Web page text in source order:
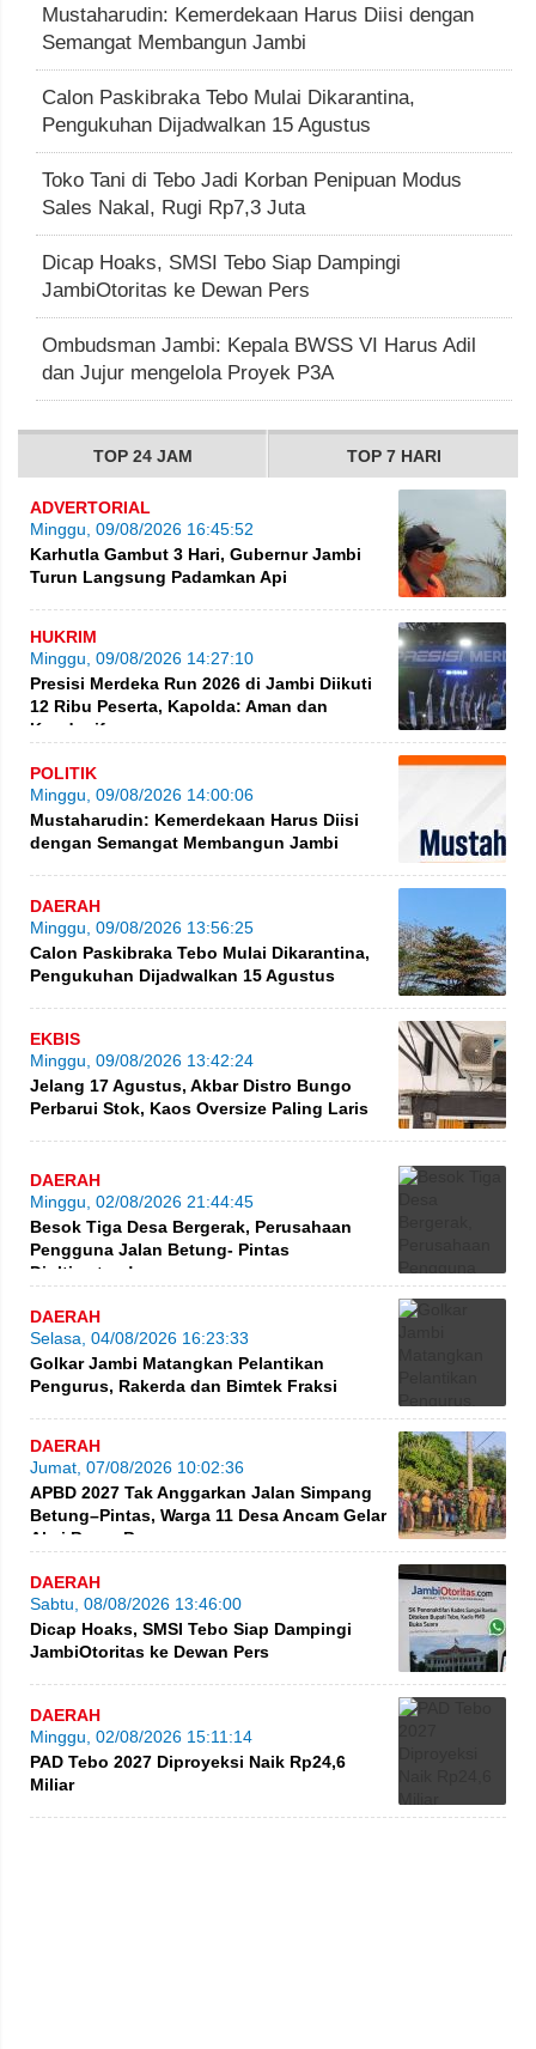
Mustaharudin: Kemerdekaan Harus Diisi dengan
Semangat Membangun Jambi
Calon Paskibraka Tebo Mulai Dikarantina,
Pengukuhan Dijadwalkan 15 Agustus
Toko Tani di Tebo Jadi Korban Penipuan Modus
Sales Nakal, Rugi Rp7,3 Juta
Dicap Hoaks, SMSI Tebo Siap Dampingi
JambiOtoritas ke Dewan Pers
Ombudsman Jambi: Kepala BWSS VI Harus Adil
dan Jujur mengelola Proyek P3A
TOP 24 JAM TOP 7 HARI
ADVERTORIAL
Minggu, 09/08/2026 16:45:52
Karhutla Gambut 3 Hari, Gubernur Jambi
Turun Langsung Padamkan Api
HUKRIM
Minggu, 09/08/2026 14:27:10
Presisi Merdeka Run 2026 di Jambi Diikuti
12 Ribu Peserta, Kapolda: Aman dan
Kondusif
POLITIK
Minggu, 09/08/2026 14:00:06
Mustaharudin: Kemerdekaan Harus Diisi
dengan Semangat Membangun Jambi
DAERAH
Minggu, 09/08/2026 13:56:25
Calon Paskibraka Tebo Mulai Dikarantina,
Pengukuhan Dijadwalkan 15 Agustus
EKBIS
Minggu, 09/08/2026 13:42:24
Jelang 17 Agustus, Akbar Distro Bungo
Perbarui Stok, Kaos Oversize Paling Laris
DAERAH
Minggu, 02/08/2026 21:44:45
Besok Tiga Desa Bergerak, Perusahaan
Pengguna Jalan Betung- Pintas
Diultimatum!
DAERAH
Selasa, 04/08/2026 16:23:33
Golkar Jambi Matangkan Pelantikan
Pengurus, Rakerda dan Bimtek Fraksi
DAERAH
Jumat, 07/08/2026 10:02:36
APBD 2027 Tak Anggarkan Jalan Simpang
Betung–Pintas, Warga 11 Desa Ancam Gelar
Aksi Besar-Besaran
DAERAH
Sabtu, 08/08/2026 13:46:00
Dicap Hoaks, SMSI Tebo Siap Dampingi
JambiOtoritas ke Dewan Pers
DAERAH
Minggu, 02/08/2026 15:11:14
PAD Tebo 2027 Diproyeksi Naik Rp24,6
Miliar